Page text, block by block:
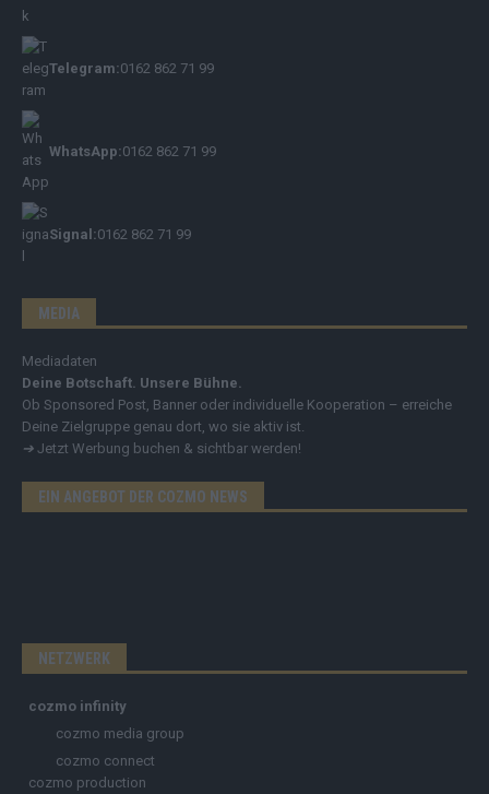
Telegram:0162 862 71 99
WhatsApp:0162 862 71 99
Signal:0162 862 71 99
MEDIA
Mediadaten
Deine Botschaft. Unsere Bühne.
Ob Sponsored Post, Banner oder individuelle Kooperation – erreiche
Deine Zielgruppe genau dort, wo sie aktiv ist.
➔ Jetzt Werbung buchen & sichtbar werden!
EIN ANGEBOT DER COZMO NEWS
NETZWERK
cozmo infinity
cozmo media group
cozmo connect
cozmo production